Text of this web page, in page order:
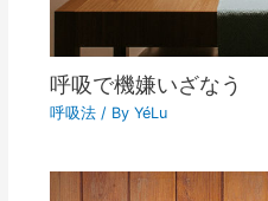
呼吸で機嫌いざなう
呼吸法/ By YéLu